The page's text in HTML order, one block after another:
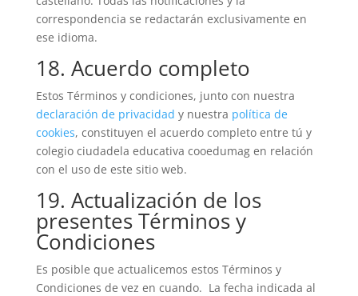
correspondencia se redactarán exclusivamente en
ese idioma.
18. Acuerdo completo
Estos Términos y condiciones, junto con nuestra
declaración de privacidad y nuestra política de
cookies, constituyen el acuerdo completo entre tú y
colegio ciudadela educativa cooedumag en relación
con el uso de este sitio web.
19. Actualización de los
presentes Términos y
Condiciones
Es posible que actualicemos estos Términos y
Condiciones de vez en cuando. La fecha indicada al